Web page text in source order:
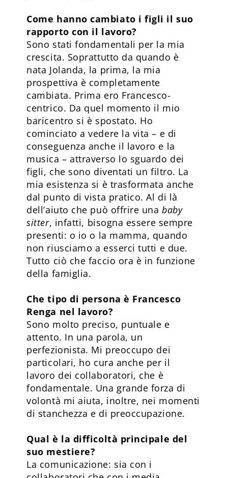
Come hanno cambiato i figli il suo
rapporto con il lavoro?
Sono stati fondamentali per la mia
crescita. Soprattutto da quando è
nata Jolanda, la prima, la mia
prospettiva è completamente
cambiata. Prima ero Francesco-
centrico. Da quel momento il mio
baricentro si è spostato. Ho
cominciato a vedere la vita – e di
conseguenza anche il lavoro e la
musica – attraverso lo sguardo dei
figli, che sono diventati un filtro. La
mia esistenza si è trasformata anche
dal punto di vista pratico. Al di là
dell’aiuto che può offrire unababy
sitter, infatti, bisogna essere sempre
presenti: o io o la mamma, quando
non riusciamo a esserci tutti e due.
Tutto ciò che faccio ora è in funzione
della famiglia.
Che tipo di persona è Francesco
Renga nel lavoro?
Sono molto preciso, puntuale e
attento. In una parola, un
perfezionista. Mi preoccupo dei
particolari, ho cura anche per il
lavoro dei collaboratori, che è
fondamentale. Una grande forza di
volontà mi aiuta, inoltre, nei momenti
di stanchezza e di preoccupazione.
Qual è la difficoltà principale del
suo mestiere?
La comunicazione: sia con i